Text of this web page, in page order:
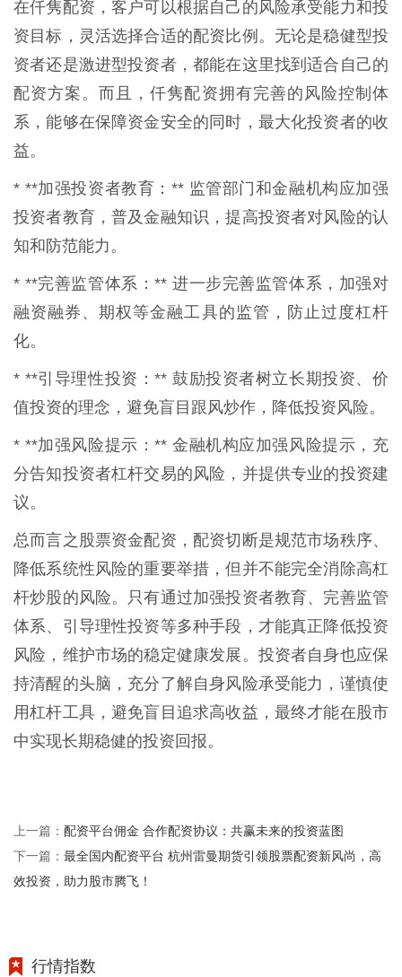
在仟隽配资，客户可以根据自己的风险承受能力和投
资目标，灵活选择合适的配资比例。无论是稳健型投
资者还是激进型投资者，都能在这里找到适合自己的
配资方案。而且，仟隽配资拥有完善的风险控制体
系，能够在保障资金安全的同时，最大化投资者的收
益。
* **加强投资者教育：** 监管部门和金融机构应加强
投资者教育，普及金融知识，提高投资者对风险的认
知和防范能力。
* **完善监管体系：** 进一步完善监管体系，加强对
融资融券、期权等金融工具的监管，防止过度杠杆
化。
* **引导理性投资：** 鼓励投资者树立长期投资、价
值投资的理念，避免盲目跟风炒作，降低投资风险。
* **加强风险提示：** 金融机构应加强风险提示，充
分告知投资者杠杆交易的风险，并提供专业的投资建
议。
总而言之股票资金配资，配资切断是规范市场秩序、
降低系统性风险的重要举措，但并不能完全消除高杠
杆炒股的风险。只有通过加强投资者教育、完善监管
体系、引导理性投资等多种手段，才能真正降低投资
风险，维护市场的稳定健康发展。投资者自身也应保
持清醒的头脑，充分了解自身风险承受能力，谨慎使
用杠杆工具，避免盲目追求高收益，最终才能在股市
中实现长期稳健的投资回报。
上一篇： 配资平台佣金 合作配资协议：共赢未来的投资蓝图
下一篇： 最全国内配资平台 杭州雷曼期货引领股票配资新风尚，高
效投资，助力股市腾飞！
行情指数